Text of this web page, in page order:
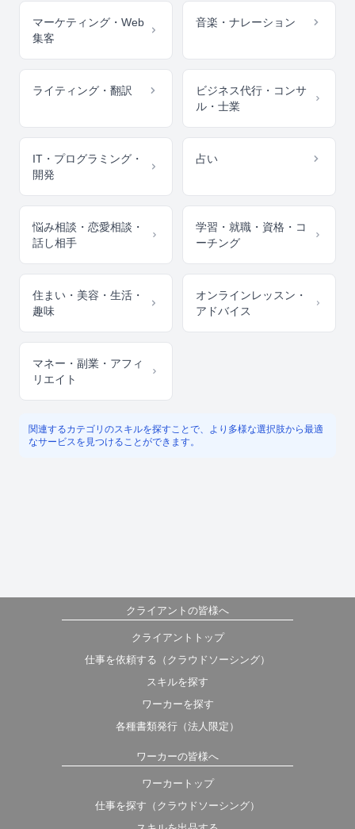
マーケティング・Web
集客
音楽・ナレーション
ライティング・翻訳
ビジネス代行・コンサ
ル・士業
IT・プログラミング・
開発
占い
悩み相談・恋愛相談・
話し相手
学習・就職・資格・コ
ーチング
住まい・美容・生活・
趣味
オンラインレッスン・
アドバイス
マネー・副業・アフィ
リエイト
関連するカテゴリのスキルを探すことで、より多様な選択肢から最適
なサービスを見つけることができます。
クライアントの皆様へ
クライアントトップ
仕事を依頼する（クラウドソーシング）
スキルを探す
ワーカーを探す
各種書類発行（法人限定）
ワーカーの皆様へ
ワーカートップ
仕事を探す（クラウドソーシング）